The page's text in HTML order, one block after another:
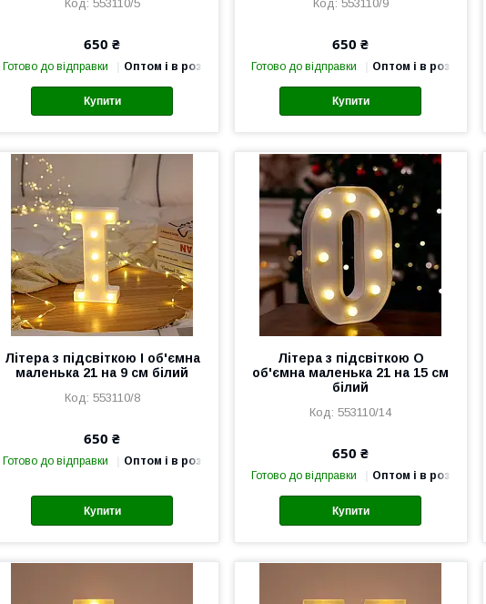
553110/5
650 ₴
Готово до відправки Оптом і в роздріб
Купити
553110/9
650 ₴
Готово до відправки Оптом і в роздріб
Купити
Літера з підсвіткою I об'ємна
маленька 21 на 9 см білий
553110/8
650 ₴
Готово до відправки Оптом і в роздріб
Купити
Літера з підсвіткою O
об'ємна маленька 21 на 15 см
білий
553110/14
650 ₴
Готово до відправки Оптом і в роздріб
Купити